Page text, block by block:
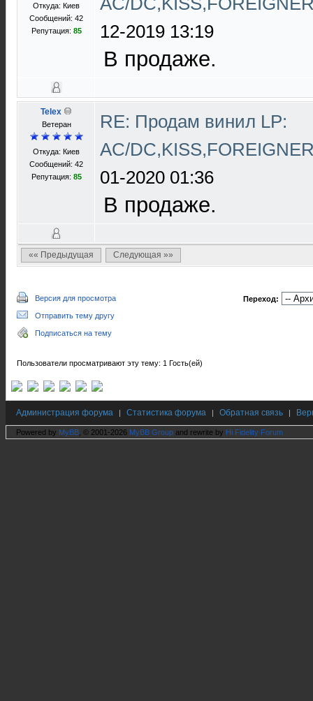
Откуда: Киев
Сообщений: 42
Репутация: 85
12-2019 13:19
В продаже.
Telex
Ветеран
Откуда: Киев
Сообщений: 42
Репутация: 85
RE: Продам винил LP:
AC/
01-2020 01:36
В продаже.
«« Предыдущая Следующая »»
Версия для просмотра
Отправить тему другу
Подписаться на тему
Переход:
Пользователи просматривают эту тему: 1 Гость(ей)
Администрация форума | Статистика форума | Обратная связь |
Powered by MyBB , © 2001-2026 MyBB Group and rewrite by Hi Fidelity Forum